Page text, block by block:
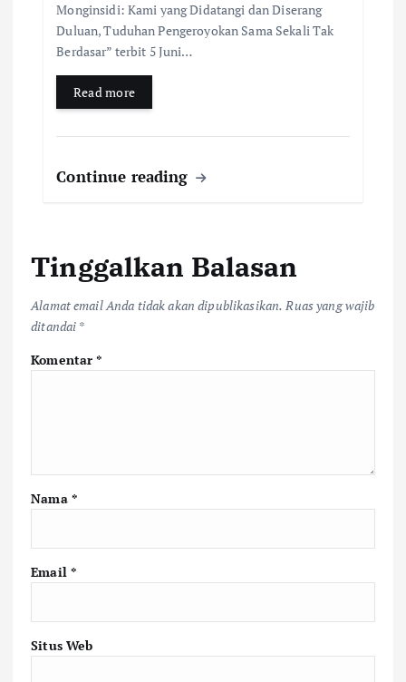
Monginsidi: Kami yang Didatangi dan Diserang
Duluan, Tuduhan Pengeroyokan Sama Sekali Tak
Berdasar” terbit 5 Juni…
Read more
Continue reading
Tinggalkan Balasan
Alamat email Anda tidak akan dipublikasikan. Ruas yang wajib
ditandai *
Komentar*
Nama *
Email *
Situs Web